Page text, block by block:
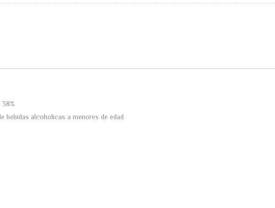
bebidas alcoholicas a menores de edad